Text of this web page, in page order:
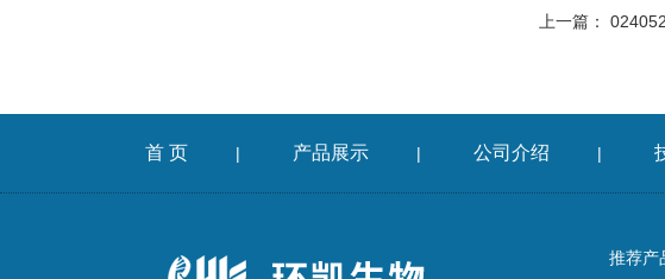
上一篇： 024052
首 页 | 产品展示 | 公司介绍 |
推荐产